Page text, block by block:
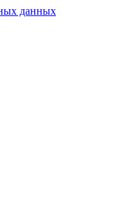
данных